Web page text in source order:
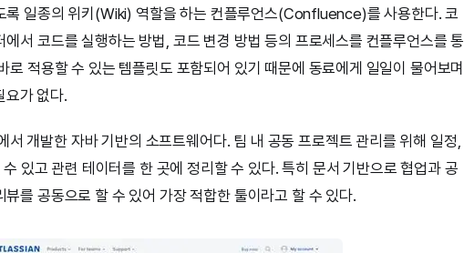
록 일종의 위키(Wiki) 역할을 하는 컨플루언스(Confluence)를 사용한다. 코
서 코드를 실행하는 방법, 코드 변경 방법 등의 프로세스를 컨플루언스를 통
로 적용할 수 있는 템플릿도 포함되어 있기 때문에 동료에게 일일이 물어보며
가 없다.
서 개발한 자바 기반의 소프트웨어다. 팀 내 공동 프로젝트 관리를 위해 일정,
있고 관련 테이터를 한 곳에 정리할 수 있다. 특히 문서 기반으로 협업과 공
를 공동으로 할 수 있어 가장 적합한 툴이라고 할 수 있다.